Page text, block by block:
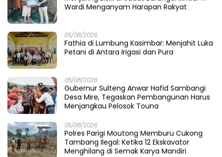
Wardi Menganyam Harapan Rakyat
05/08/2026
Fathia di Lumbung Kasimbar: Menjahit Luka
Petani di Antara Irigasi dan Pura
05/08/2026
Gubernur Sulteng Anwar Hafid Sambangi
Desa Mire, Tegaskan Pembangunan Harus
Menjangkau Pelosok Touna
05/08/2026
Polres Parigi Moutong Memburu Cukong
Tambang Ilegal: Ketika 12 Ekskavator
Menghilang di Semak Karya Mandiri